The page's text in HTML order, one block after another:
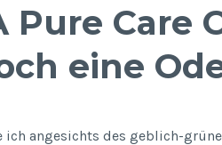
Pure Care
eine
ich angesichts des geblich-